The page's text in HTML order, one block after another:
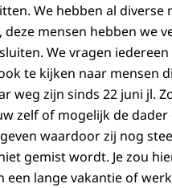
We hebben al diverse
deze mensen hebben we
We vragen
te kijken naar mensen
weg zijn sinds 22 juni jl.
zelf of mogelijk de dader
waardoor zij nog
gemist wordt. Je zou
een lange vakantie of